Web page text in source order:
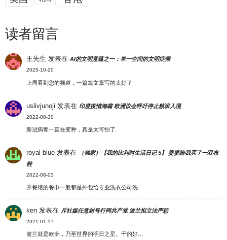
读者留言
王先生 发表在AI的文明意蕴之一：单一空间的文明症候
2025-10-20
上周看到您的频道，一篇篇文章写的太好了
uslivjunoji 发表在 印度疫情海啸 欧洲议会呼吁停止航班入境
2022-08-30
新冠病毒一直在变种，真是太可怕了
royal blue 发表在
（独家）【我的比利时生活日记 5】 婆婆给我买了一双布
鞋
2022-08-03
开餐馆的餐巾一般都是外包给专业洗衣公司洗…
ken 发表在 斥社媒任意封号行同共产党 波兰拟立法严惩
2021-01-17
波兰就是欧洲，乃至世界的明日之星。干的好…